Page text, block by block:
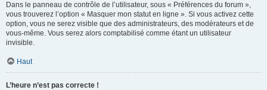
Dans le panneau de contrôle de l’utilisateur, sous « Préférences du forum »,
vous trouverez l’option « Masquer mon statut en ligne ». Si vous activez cette
option, vous ne serez visible que des administrateurs, des modérateurs et de
vous-même. Vous serez alors comptabilisé comme étant un utilisateur
invisible.
Haut
L’heure n’est pas correcte !